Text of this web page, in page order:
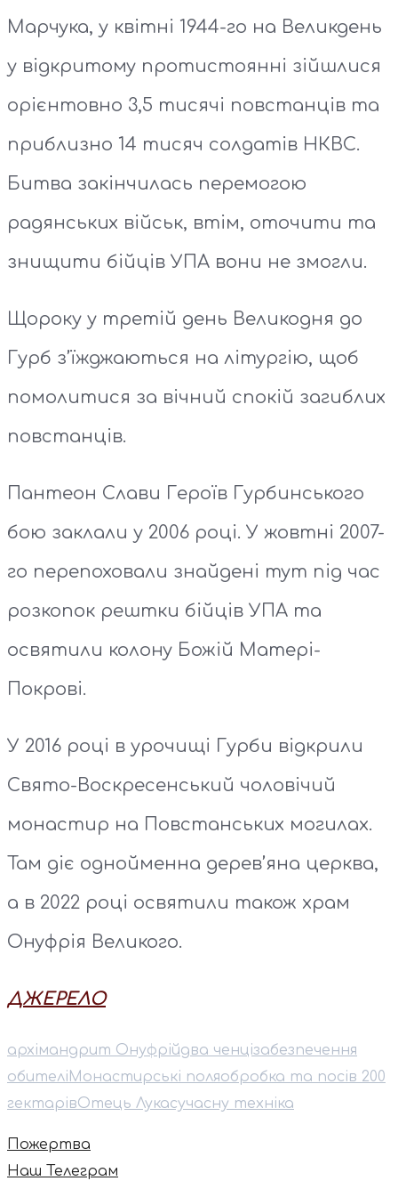
Марчука, у квітні 1944-го на Великдень
у відкритому протистоянні зійшлися
орієнтовно 3,5 тисячі повстанців та
приблизно 14 тисяч солдатів НКВС.
Битва закінчилась перемогою
радянських військ, втім, оточити та
знищити бійців УПА вони не змогли.
Щороку у третій день Великодня до
Гурб з’їжджаються на літургію, щоб
помолитися за вічний спокій загиблих
повстанців.
Пантеон Слави Героїв Гурбинського
бою заклали у 2006 році. У жовтні 2007-
го перепоховали знайдені тут під час
розкопок рештки бійців УПА та
освятили колону Божій Матері-
Покрові.
У 2016 році в урочищі Гурби відкрили
Свято-Воскресенський чоловічий
монастир на Повстанських могилах.
Там діє однойменна дерев’яна церква,
а в 2022 році освятили також храм
Онуфрія Великого.
ДЖЕРЕЛО
архімандрит Онуфрійдва ченцізабезпечення
обителі Монастирські поляобробка та посів 200
гектарівОтець Лукасучасну техніка
Пожертва
Наш Телеграм